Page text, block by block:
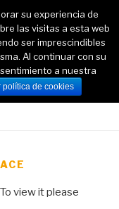
+
THAT RESTORES
view it please
su experiencia de
las visitas a esta web
ser imprescindibles
Al continuar con su
a nuestra
política de cookies